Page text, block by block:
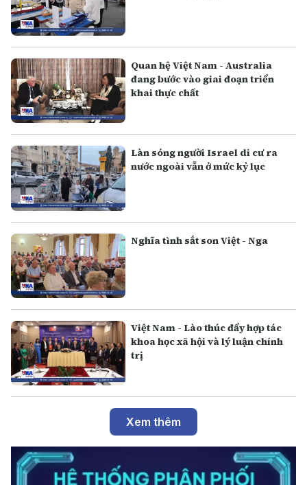
Quan hệ Việt Nam - Australia
đang bước vào giai đoạn triển
khai thực chất
Làn sóng người Israel di cư ra
nước ngoài vẫn ở mức kỷ lục
Nghĩa tình sắt son Việt - Nga
Việt Nam - Lào thúc đẩy hợp tác
khoa học xã hội và lý luận chính
trị
Xem thêm